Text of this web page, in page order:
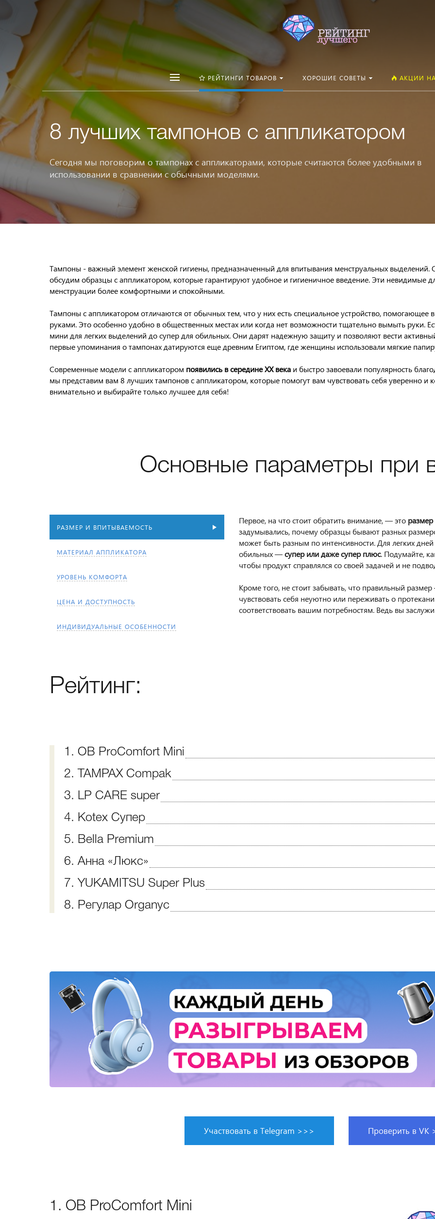
РЕЙТИНГИ ТОВАРОВ ХОРОШИЕ СОВЕТЫ АКЦИИ
8 лучших тампонов с аппликатором
Сегодня мы поговорим о тампонах с аппликаторами, которые считаются более удобными в
использовании в сравнении с обычными моделями.
Тампоны - важный элемент женской гигиены, предназначенный для впитывания менструальных
обсудим образцы с аппликатором, которые гарантируют удобное и гигиеничное введение. Эти невидимые
менструации более комфортными и спокойными.
Тампоны с аппликатором отличаются от обычных тем, что у них есть специальное устройство, помогающее
руками. Это особенно удобно в общественных местах или когда нет возможности тщательно вымыть руки.
мини для легких выделений до супер для обильных. Они дарят надежную защиту и позволяют вести
первые упоминания о тампонах датируются еще древним Египтом, где женщины использовали мягкие
Современные модели с аппликатором появились в середине XX века и быстро завоевали популярность
мы представим вам 8 лучших тампонов с аппликатором, которые помогут вам чувствовать себя уверенно
внимательно и выбирайте только лучшее для себя!
Основные параметры при
РАЗМЕР И ВПИТЫВАЕМОСТЬ
МАТЕРИАЛ АППЛИКАТОРА
УРОВЕНЬ КОМФОРТА
ЦЕНА И ДОСТУПНОСТЬ
ИНДИВИДУАЛЬНЫЕ ОСОБЕННОСТИ
Первое, на что стоит обратить внимание, — это
задумывались, почему образцы бывают разных
может быть разным по интенсивности. Для легких дней
обильных —супер или даже супер плюс. Подумайте,
чтобы продукт справлялся со своей задачей и не
Кроме того, не стоит забывать, что правильный
чувствовать себя неуютно или переживать о
соответствовать вашим потребностям. Ведь вы
Рейтинг:
1. OB ProComfort Mini
2. TAMPAX Compak
3. LP CARE super
4. Kotex Супер
5. Bella Premium
6. Анна «Люкс»
7. YUKAMITSU Super Plus
8. Регулар Organyc
Участвовать в Telegram >>> Проверить в VK
1. OB ProComfort Mini